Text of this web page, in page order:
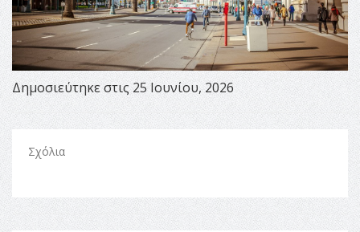
Δημοσιεύτηκε στις 25 Ιουνίου, 2026
Σχόλια